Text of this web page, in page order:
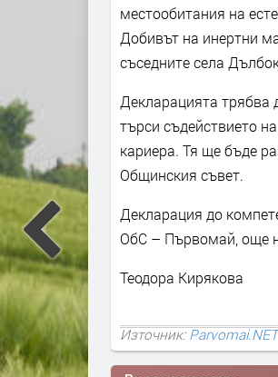
местообитания на
Добивът на инертни
съседните села
Декларацията трябва
търси съдействието
кариера. Тя ще бъде
Общинския съвет.
Декларация до
ОбС – Първомай, още
Теодора Кирякова
Източник:Parvomai.NET